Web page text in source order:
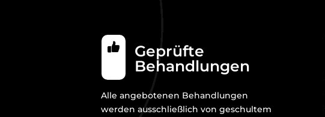
Geprüfte
Behandlungen
Alle angebotenen Behandlungen
werden ausschließlich von geschultem